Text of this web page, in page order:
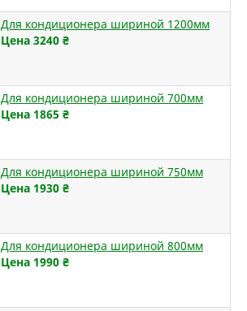
Для кондиционера шириной 1200мм
Цена 3240 ₴
Для кондиционера шириной 700мм
Цена 1865 ₴
Для кондиционера шириной 750мм
Цена 1930 ₴
Для кондиционера шириной 800мм
Цена 1990 ₴